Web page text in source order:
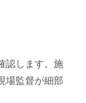
認します。施
場監督が細部